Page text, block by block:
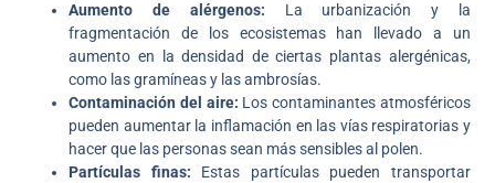
Aumento de alérgenos: La urbanización y la
fragmentación de los ecosistemas han llevado a un
aumento en la densidad de ciertas plantas alergénicas,
como las gramíneas y las ambrosías.
Contaminación del aire: Los contaminantes atmosféricos
pueden aumentar la inflamación en las vías respiratorias y
hacer que las personas sean más sensibles al polen.
Partículas finas: Estas partículas pueden transportar